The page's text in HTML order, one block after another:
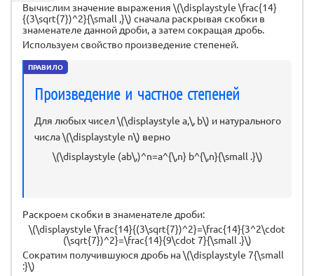
Вычислим значение выражения \(\displaystyle \frac{14}
{(3\sqrt{7})^2}{\small ,}\) сначала раскрывая скобки в
знаменателе данной дроби, а затем сокращая дробь.
Используем свойство произведение степеней.
ПРАВИЛО
Произведение и частное степеней
Для любых чисел \(\displaystyle a,\, b\) и натурального
числа \(\displaystyle n\) верно
\(\displaystyle (ab\,)^n=a^{\,n} b^{\,n}{\small .}\)
Раскроем скобки в знаменателе дроби:
\(\displaystyle \frac{14}{(3\sqrt{7})^2}=\frac{14}{3^2\cdot
(\sqrt{7})^2}=\frac{14}{9\cdot 7}{\small .}\)
Сократим получившуюся дробь на \(\displaystyle 7{\small
:}\)